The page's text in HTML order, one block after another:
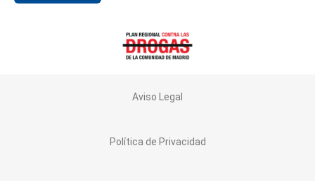
Aviso Legal
Política de Privacidad